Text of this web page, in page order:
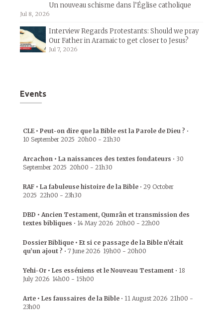
Un nouveau schisme dans l’Église catholique
Jul 8, 2026
Interview Regards Protestants: Should we pray
Our Father in Aramaic to get closer to Jesus?
Jul 7, 2026
Events
CLE • Peut-on dire que la Bible est la Parole de Dieu ? •
10 September 2025 20h00 - 21h30
Arcachon • La naissances des textes fondateurs • 30
September 2025 20h00 - 21h30
RAF • La fabuleuse histoire de la Bible • 29 October
2025 22h00 - 23h30
DBD • Ancien Testament, Qumrân et transmission des
textes bibliques • 14 May 2026 20h00 - 22h00
Dossier Biblique • Et si ce passage de la Bible n’était
qu’un ajout ? • 7 June 2026 19h00 - 20h00
Yehi-Or • Les esséniens et le Nouveau Testament • 18
July 2026 14h00 - 15h00
Arte • Les faussaires de la Bible • 11 August 2026 21h00 -
23h00